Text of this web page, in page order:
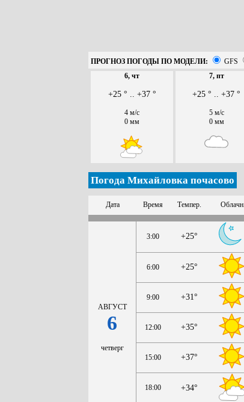
ПРОГНОЗ ПОГОДЫ ПО МОДЕЛИ: GFS
6, чт
+25 ° .. +37 °
4 м/с
0 мм
7, пт
+25 ° .. +37 °
5 м/с
0 мм
Погода Михайловка почасово
Дата Время Темпер. Облачн.
АВГУСТ
6
четверг
3:00 +25°
6:00 +25°
9:00 +31°
12:00 +35°
15:00 +37°
18:00 +34°